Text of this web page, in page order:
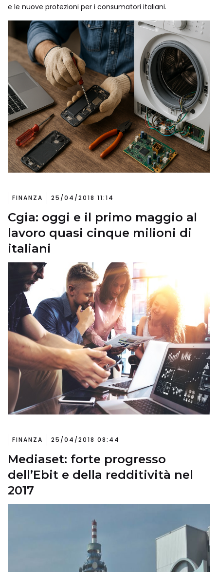
e le nuove protezioni per i consumatori italiani.
FINANZA 25/04/2018 11:14
Cgia: oggi e il primo maggio al
lavoro quasi cinque milioni di
italiani
FINANZA 25/04/2018 08:44
Mediaset: forte progresso
dell’Ebit e della redditività nel
2017